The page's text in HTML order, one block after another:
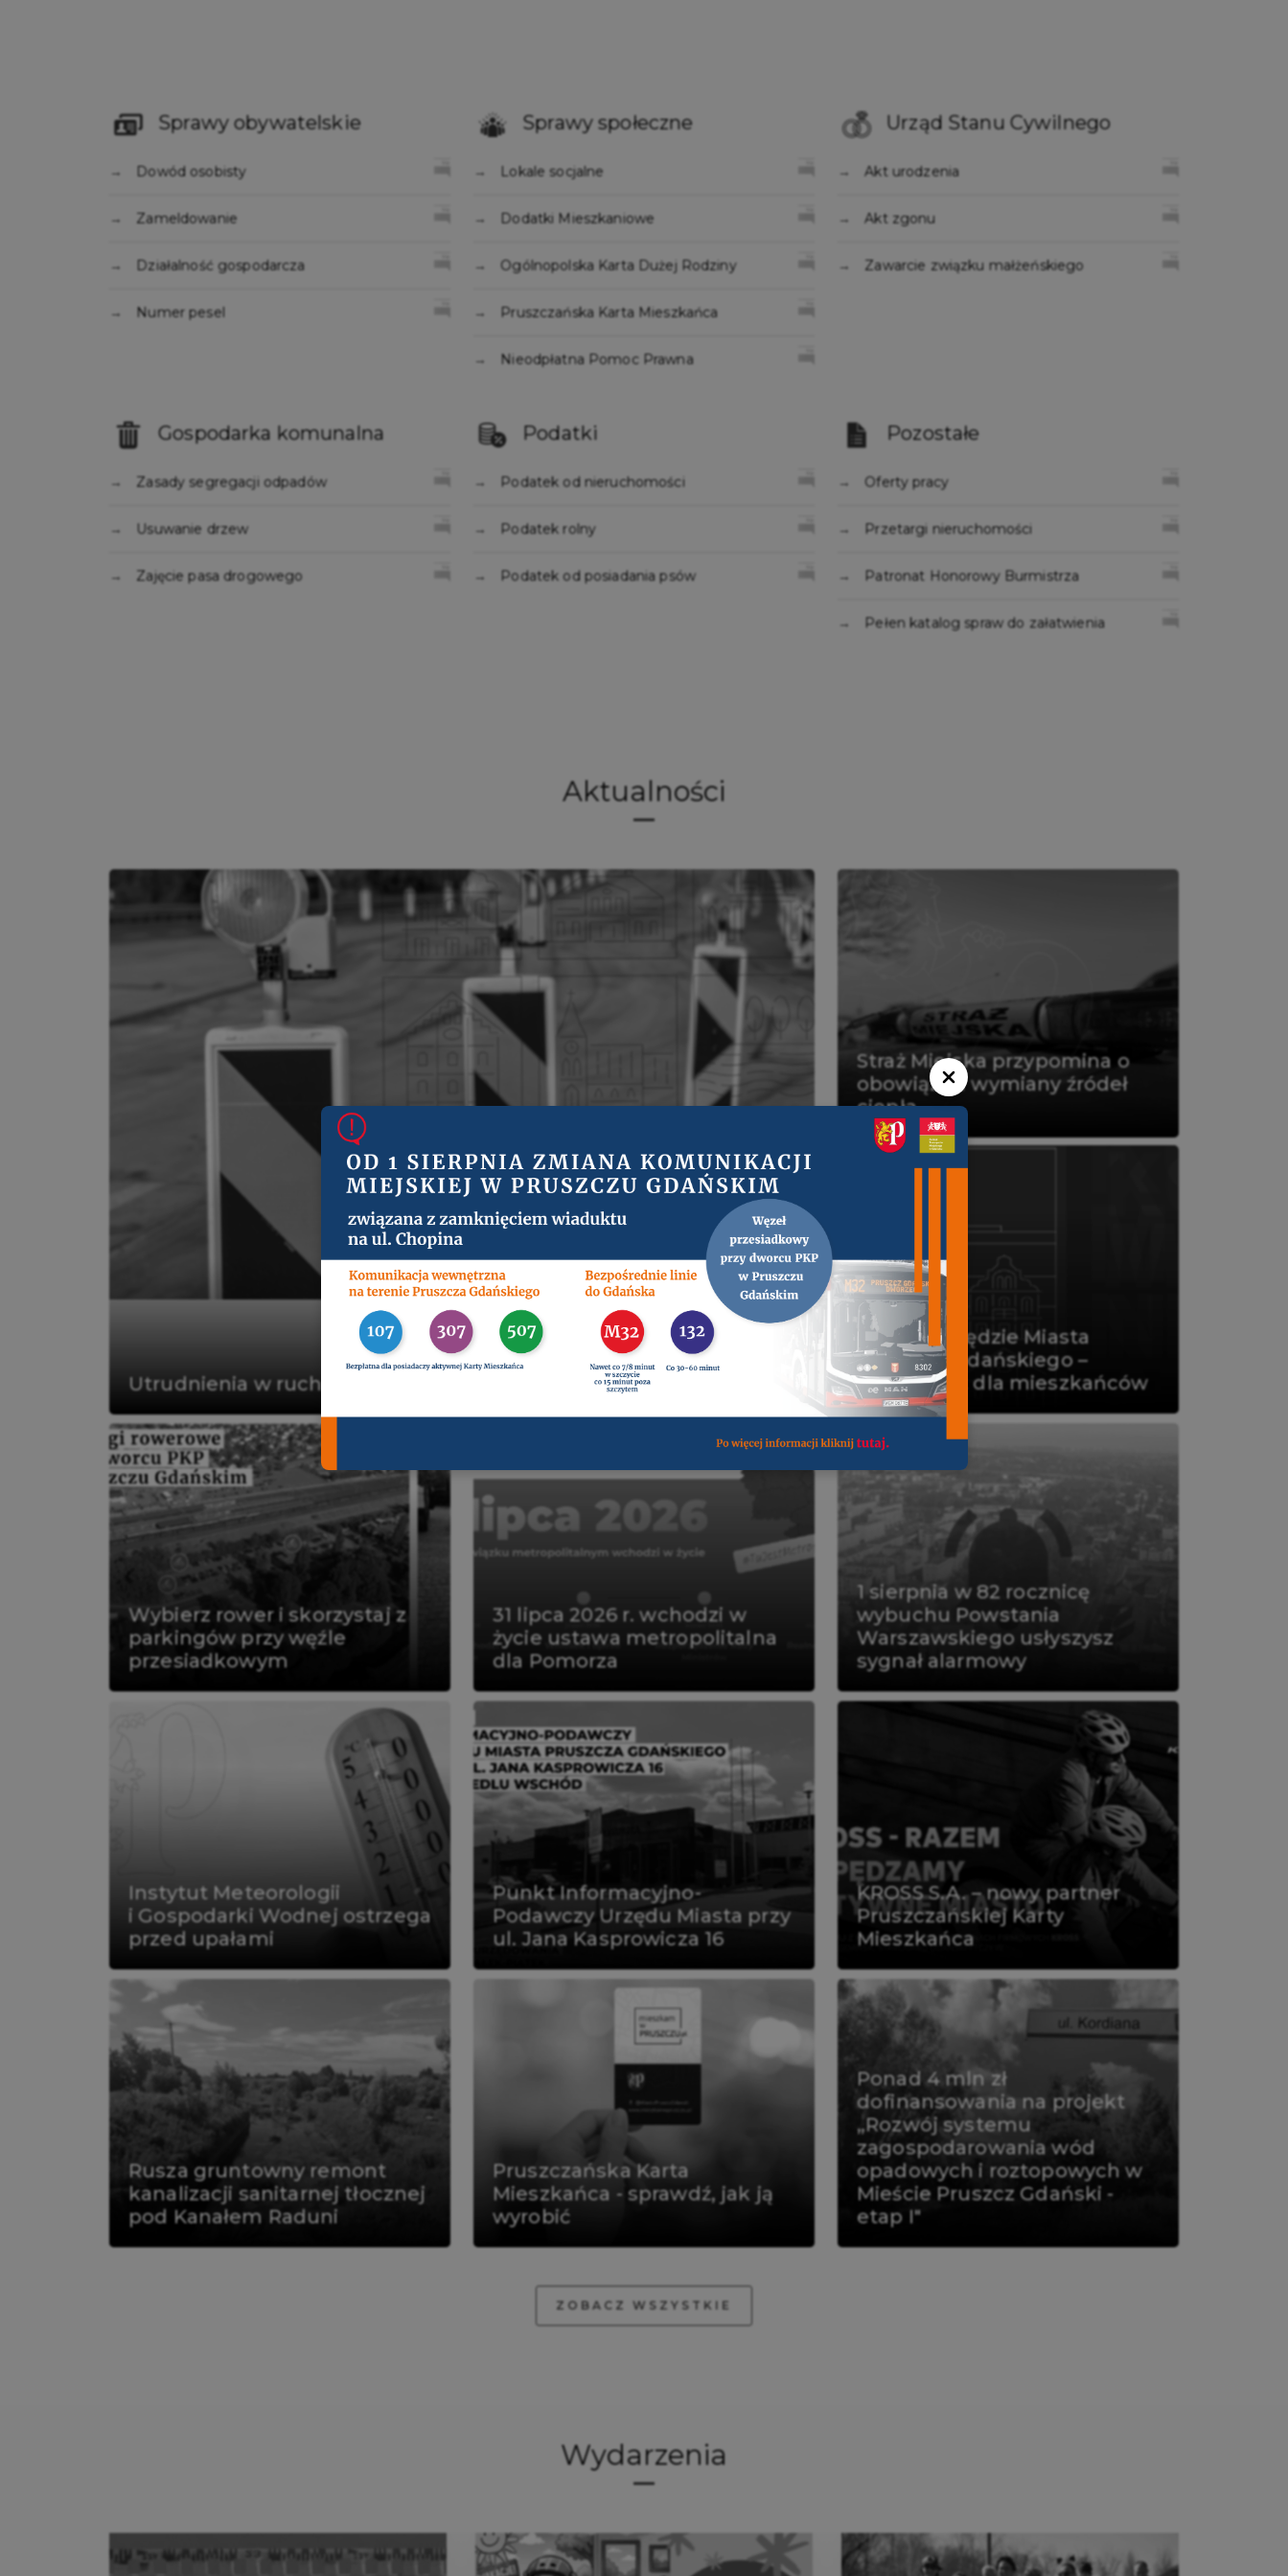
Sprawy obywatelskie
Dowód osobisty
Zameldowanie
Działalność gospodarcza
Numer pesel
Sprawy społeczne
Lokale socjalne
Dodatki Mieszkaniowe
Ogólnopolska Karta Dużej Rodziny
Pruszczańska Karta Mieszkańca
Nieodpłatna Pomoc Prawna
Urząd Stanu Cywilnego
Akt urodzenia
Akt zgonu
Zawarcie związku małżeńskiego
Gospodarka komunalna
Zasady segregacji odpadów
Usuwanie drzew
Zajęcie pasa drogowego
Podatki
Podatek od nieruchomości
Podatek rolny
Podatek od posiadania psów
Pozostałe
Oferty pracy
Przetargi nieruchomości
Patronat Honorowy Burmistrza
Pełen katalog spraw do załatwienia
Aktualności
Utrudnienia w ruchu na ul. Cichej w dniach 17-30.08.2026 r.
Czytaj więcej
Straż Miejska przypomina o
obowiązku wymiany źródeł
ciepła
Czytaj więcej
Kasa w Urzędzie Miasta
Pruszcza Gdańskiego –
komunikat dla mieszkańców
Wybierz rower i skorzystaj z
parkingów przy węźle
przesiadkowym
Czytaj więcej
31 lipca 2026 r. wchodzi w
życie ustawa metropolitalna
dla Pomorza
Czytaj więcej
1 sierpnia w 82 rocznicę
wybuchu Powstania
Warszawskiego usłyszysz
sygnał alarmowy
Instytut Meteorologii
i Gospodarki Wodnej ostrzega
przed upałami
Punkt Informacyjno-
Podawczy Urzędu Miasta przy
ul. Jana Kasprowicza 16
Czytaj więcej
KROSS S.A. – nowy partner
Pruszczańskiej Karty
Mieszkańca
Rusza gruntowny remont
kanalizacji sanitarnej tłocznej
pod Kanałem Raduni
Czytaj więcej
Pruszczańska Karta
Mieszkańca - sprawdź, jak ją
wyrobić
Czytaj więcej
Ponad 4 mln zł
dofinansowania na projekt
„Rozwój systemu
zagospodarowania wód
opadowych i roztopowych w
Mieście Pruszcz Gdański -
etap I"
ZOBACZ WSZYSTKIE
Wydarzenia